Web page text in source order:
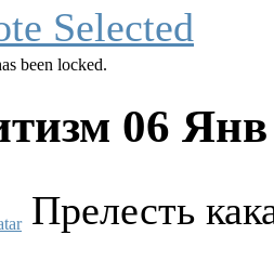
been locked.
06
Прелесть